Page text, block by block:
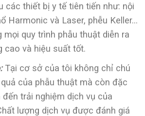
các thiết bị y tế tiên tiến như: nội
Harmonic và Laser, phễu Keller…
mọi quy trình phẫu thuật diễn ra
cao và hiệu suất tốt.
Tại cơ sở của tôi không chỉ chú
của phẫu thuật mà còn đặc
trải nghiệm dịch vụ của
lượng dịch vụ được đánh giá